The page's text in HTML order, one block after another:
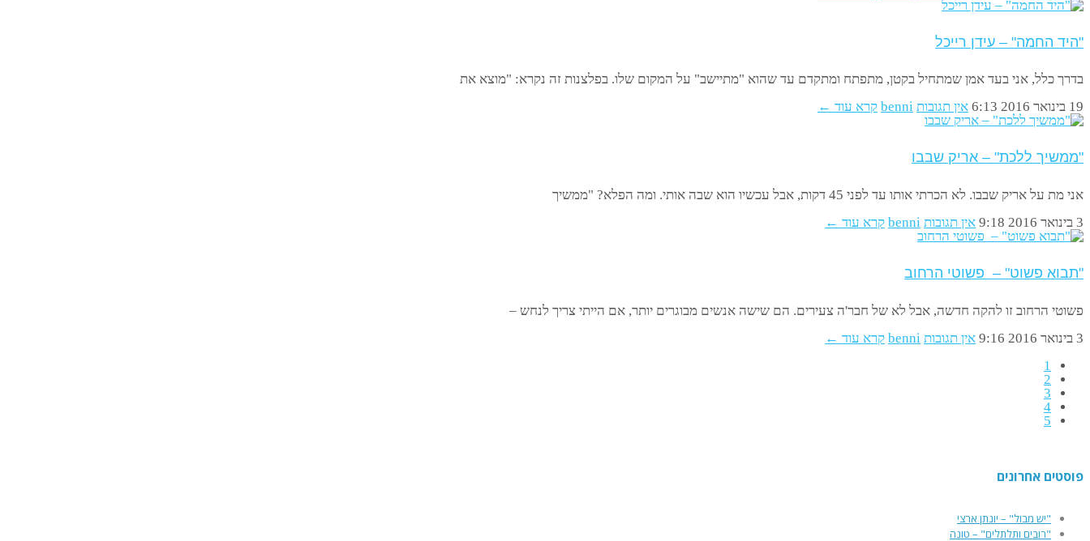
"היד החמה" – עידן רייכל
בדרך כלל, אני בעד אמן שמתחיל בקטן, מתפתח ומתקדם עד שהוא "מתיישב" על המקום שלו. בפלצנות זה נקרא: "מוצא את
19 בינואר 2016
6:13 אין תגובות benni קרא עוד ←
"ממשיך ללכת" – אריק שבבו
אני מת על אריק שבבו. לא הכרתי אותו עד לפני 45 דקות, אבל עכשיו הוא שבה אותי. ומה הפלא? "ממשיך
3 בינואר 2016
9:18 אין תגובות benni קרא עוד ←
"תבוא פשוט" – פשוטי הרחוב
פשוטי הרחוב זו להקה חדשה, אבל לא של חבר'ה צעירים. הם שישה אנשים מבוגרים יותר, אם הייתי צריך לנחש –
3 בינואר 2016
9:16 אין תגובות benni קרא עוד ←
1
2
3
4
5
פוסטים אחרונים
"יש מבול" – יונתן ארצי
"רובים ותלתלים" – טונה